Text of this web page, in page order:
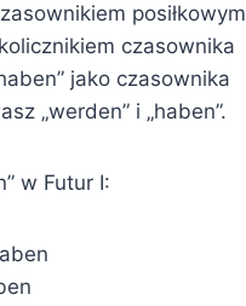
posiłkowym
czasownika
jako czasownika
„werden” i „haben”.
w Futur I: